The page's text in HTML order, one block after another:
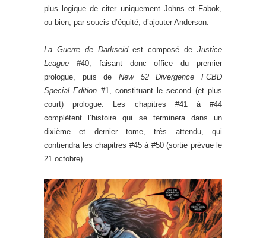
plus logique de citer uniquement Johns et Fabok,
ou bien, par soucis d’équité, d’ajouter Anderson.
La Guerre de Darkseidest composé deJustice
League #40, faisant donc office du premier
prologue, puis de New 52 Divergence FCBD
Special Edition #1, constituant le second (et plus
court) prologue. Les chapitres #41 à #44
complètent l’histoire qui se terminera dans un
dixième et dernier tome, très attendu, qui
contiendra les chapitres #45 à #50 (sortie prévue le
21 octobre).